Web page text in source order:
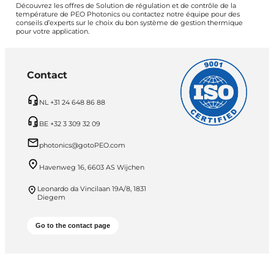
Découvrez les offres de Solution de régulation et de contrôle de la
température de PEO Photonics ou contactez notre équipe pour des
conseils d’experts sur le choix du bon système de gestion thermique
pour votre application.
Contact
NL +31 24 648 86 88
BE +32 3 309 32 09
photonics@gotoPEO.com
Havenweg 16, 6603 AS Wijchen
Leonardo da Vincilaan 19A/8, 1831
Diegem
Go to the contact page